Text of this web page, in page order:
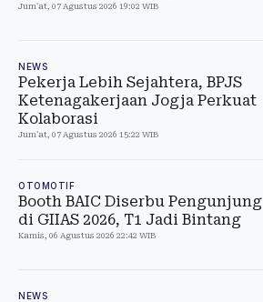
Jum'at, 07 Agustus 2026 19:02 WIB
NEWS
Pekerja Lebih Sejahtera, BPJS
Ketenagakerjaan Jogja Perkuat
Kolaborasi
Jum'at, 07 Agustus 2026 15:22 WIB
OTOMOTIF
Booth BAIC Diserbu Pengunjung
di GIIAS 2026, T1 Jadi Bintang
Kamis, 06 Agustus 2026 22:42 WIB
NEWS